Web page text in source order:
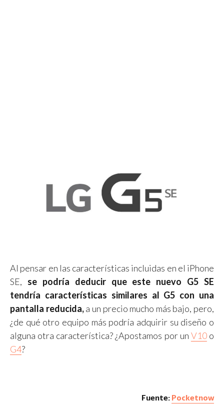
Al pensar en las características incluidas en el iPhone
SE, se podría deducir que este nuevo G5 SE
tendría características similares al G5 con una
pantalla reducida,a un precio mucho más bajo, pero,
¿de qué otro equipo más podría adquirir su diseño o
alguna otra característica? ¿Apostamos por un V10o
G4?
Fuente:Pocketnow